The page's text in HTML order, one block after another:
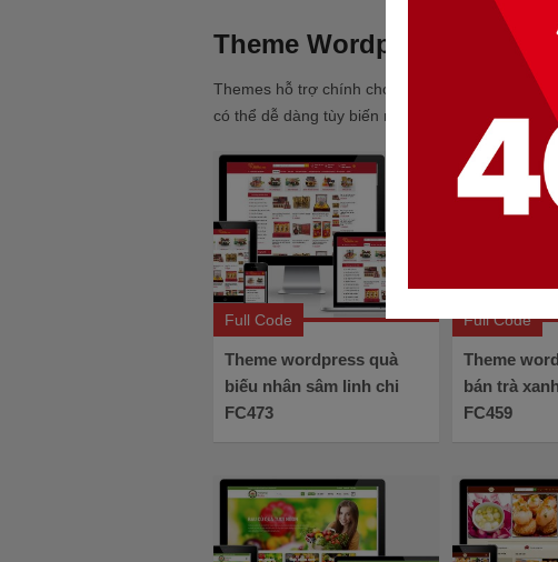
Theme Wordpress thực
Themes hỗ trợ chính cho website bán hàng
có thể dễ dàng tùy biến ra các sản phẩm với
Full Code
Theme wordpress quà
biếu nhân sâm linh chi
FC473
Full Code
Theme
bán trà
FC459